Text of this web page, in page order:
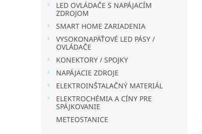
LED OVLÁDAČE S NAPÁJACÍM
ZDROJOM
SMART HOME ZARIADENIA
VYSOKONAPÄŤOVÉ LED PÁSY /
OVLÁDAČE
KONEKTORY / SPOJKY
NAPÁJACIE ZDROJE
ELEKTROINŠTALAČNÝ MATERIÁL
ELEKTROCHÉMIA A CÍNY PRE
SPÁJKOVANIE
METEOSTANICE